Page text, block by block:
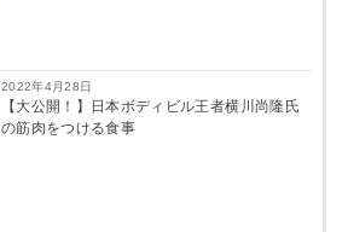
2022年4月28日
【大公開！】日本ボディビル王者横川尚隆氏
の筋肉をつける食事